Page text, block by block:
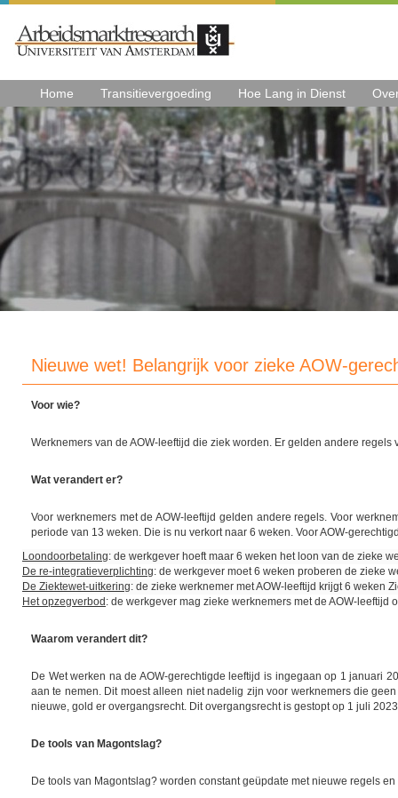
Home Transitievergoeding Hoe Lang in Dienst
Nieuwe wet! Belangrijk voor zieke AOW-
Voor wie?
Werknemers van de AOW-leeftijd die ziek worden. Er gelden andere
Wat verandert er?
Voor werknemers met de AOW-leeftijd gelden andere regels. Voor
periode van 13 weken. Die is nu verkort naar 6 weken. Voor AOW-
Loondoorbetaling: de werkgever hoeft maar 6 weken het loon van de zieke
De re-integratieverplichting: de werkgever moet 6 weken proberen de zieke
De Ziektewet-uitkering: de zieke werknemer met AOW-leeftijd krijgt 6 weken
Het opzegverbod : de werkgever mag zieke werknemers met de AOW-
Waarom verandert dit?
De Wet werken na de AOW-gerechtigde leeftijd is ingegaan op 1 januari
aan te nemen. Dit moest alleen niet nadelig zijn voor werknemers die
nieuwe, gold er overgangsrecht. Dit overgangsrecht is gestopt op 1 juli
De tools van Magontslag?
De tools van Magontslag? worden constant geüpdate met nieuwe regels